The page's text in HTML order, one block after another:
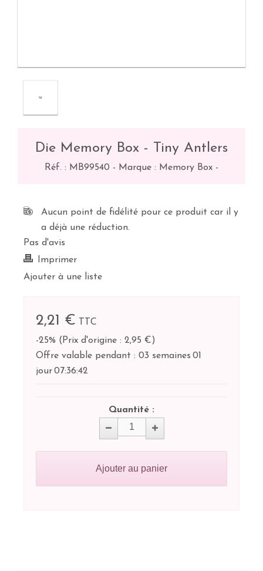
Die Memory Box - Tiny Antlers
Réf. : MB99540 - Marque : Memory Box -
Aucun point de fidélité pour ce produit car il y
a déjà une réduction.
Pas d'avis
Imprimer
Ajouter à une liste
2,21 €
TTC
-25% ( Prix d'origine : 2,95 €)
Offre valable pendant : 03 semaines 01
jour07:36:42
Quantité :
Ajouter au panier